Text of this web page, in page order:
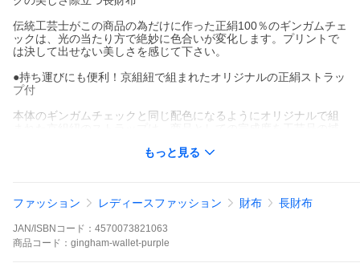
伝統工芸士がこの商品の為だけに作った正絹100％のギンガムチェ
ックは、光の当たり方で絶妙に色合いが変化します。プリントで
は決して出せない美しさを感じて下さい。
●持ち運びにも便利！京組紐で組まれたオリジナルの正絹ストラッ
プ付
本体のギンガムチェックと同じ配色になるようにオリジナルで組
り外し可能なので別の物に付けて楽しんでもOK！
れは12枚、札入れ2つと必要十分な機能性を持たせました。また大
容量が自慢のこのがま口財布にはスマホも入れる事が可能（大き
もっと見る
ファッション レディースファッション 財布 長財布
JAN/ISBNコード： 4570073821063
商品 コード： gingham-wallet-purple